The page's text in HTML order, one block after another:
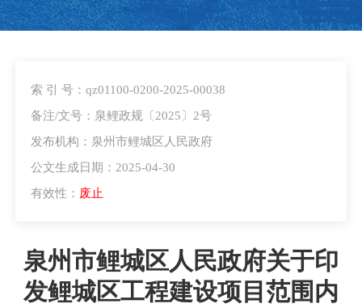
索 引 号：qz01100-0200-2025-00038
备注/文号：泉鲤政规〔2025〕2号
发布机构：泉州市鲤城区人民政府
公文生成日期：2025-04-30
有效性： 废止
泉州市鲤城区人民政府关于印
发鲤城区工程建设项目范围内